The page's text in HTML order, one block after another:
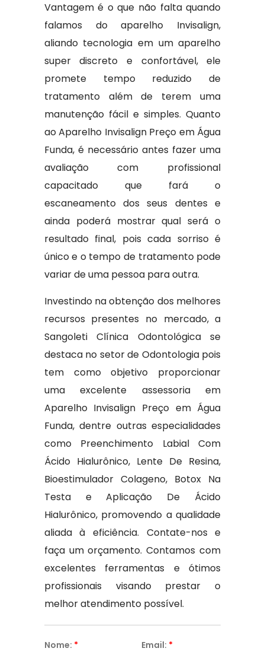
Vantagem é o que não falta quando
falamos do aparelho Invisalign,
aliando tecnologia em um aparelho
super discreto e confortável, ele
promete tempo reduzido de
tratamento além de terem uma
manutenção fácil e simples. Quanto
ao Aparelho Invisalign Preço em Água
Funda, é necessário antes fazer uma
avaliação com profissional
capacitado que fará o
escaneamento dos seus dentes e
ainda poderá mostrar qual será o
resultado final, pois cada sorriso é
único e o tempo de tratamento pode
variar de uma pessoa para outra.
Investindo na obtenção dos melhores
recursos presentes no mercado, a
Sangoleti Clínica Odontológica se
destaca no setor de Odontologia pois
tem como objetivo proporcionar
uma excelente assessoria em
Aparelho Invisalign Preço em Água
Funda, dentre outras especialidades
como Preenchimento Labial Com
Ácido Hialurônico, Lente De Resina,
Bioestimulador Colageno, Botox Na
Testa e Aplicação De Ácido
Hialurônico, promovendo a qualidade
aliada à eficiência. Contate-nos e
faça um orçamento. Contamos com
excelentes ferramentas e ótimos
profissionais visando prestar o
melhor atendimento possível.
Nome: * Email: *